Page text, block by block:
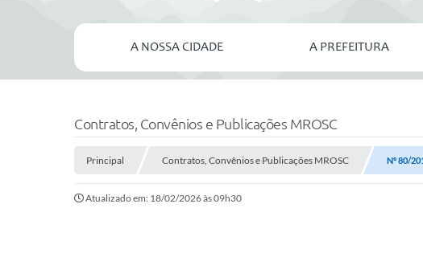
A NOSSA CIDADE A PREFEITURA
Contratos, Convênios e Publicações MROSC
Principal Contratos, Convênios e Publicações MROSC Nº 80/
Atualizado em: 18/02/2026 às 09h30